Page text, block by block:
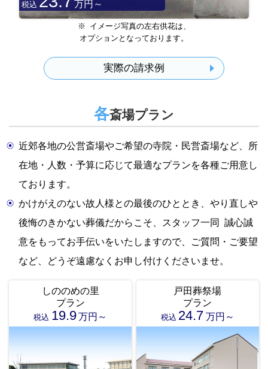
税込 万円～
※ イメージ写真の左右供花は、
オプションとなっております。
実際の請求例
各斎場プラン
近郊各地の公営斎場やご希望の寺院・民営斎場など、所
在地・人数・予算に応じて最適なプランを各種ご用意し
ております。
かけがえのない故人様との最後のひととき、やり直しや
後悔のきかない葬儀だからこそ、スタッフ一同 誠心誠
意をもってお手伝いをいたしますので、ご質問・ご要望
など、どうぞ遠慮なくお申し付けくださいませ。
しののめの里
プラン
税込 19.9 万円～
戸田葬祭場
プラン
税込 24.7 万円～